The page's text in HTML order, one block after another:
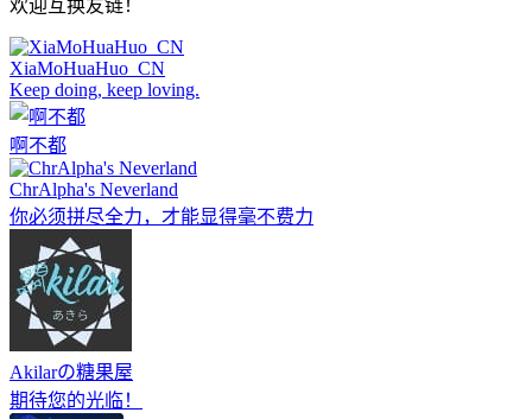
欢迎互换友链！
XiaMoHuaHuo_CN
Keep doing, keep loving.
啊不都
ChrAlpha's Neverland
你必须拼尽全力，才能显得毫不费力
Akilarの糖果屋
期待您的光临！